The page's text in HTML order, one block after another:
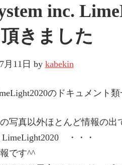
inc.
きました
月11日 by kabekin
のドキュメント
写真以外ほとんど情報の出
LimeLight2020 ・・・
です^^